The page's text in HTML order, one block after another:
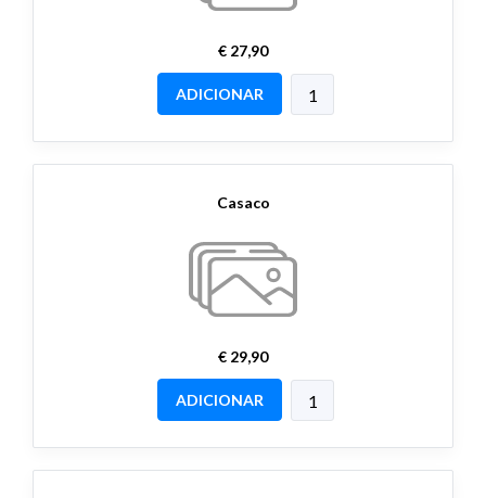
€ 27,90
ADICIONAR
Casaco
€ 29,90
ADICIONAR